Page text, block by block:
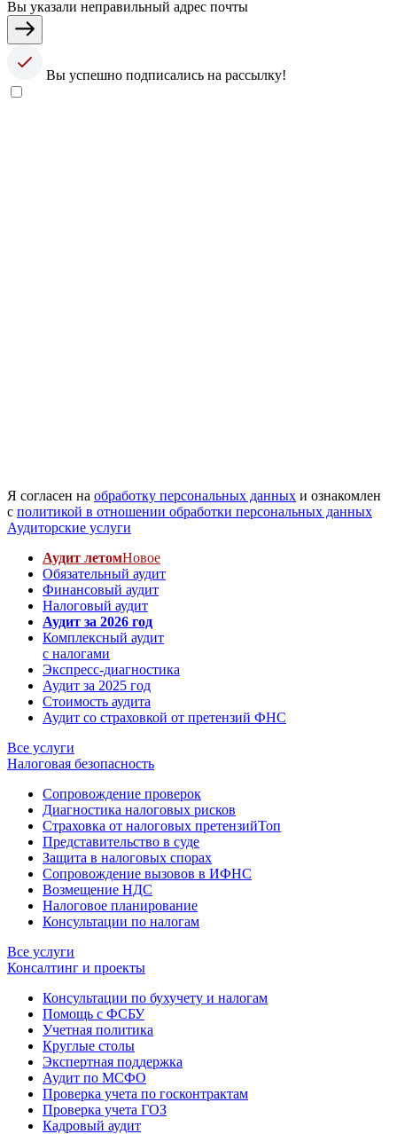
Вы указали неправильный адрес почты
Вы успешно подписались на рассылку!
Я согласен на обработку персональных данных и ознакомлен
с политикой в отношении обработки персональных данных
Аудиторские услуги
Аудит летомНовое
Обязательный аудит
Финансовый аудит
Налоговый аудит
Аудит за 2026 год
Комплексный аудит
с налогами
Экспресс-диагностика
Аудит за 2025 год
Стоимость аудита
Аудит со страховкой от претензий ФНС
Все услуги
Налоговая безопасность
Сопровождение проверок
Диагностика налоговых рисков
Страховка от налоговых претензийТоп
Представительство в суде
Защита в налоговых спорах
Сопровождение вызовов в ИФНС
Возмещение НДС
Налоговое планирование
Консультации по налогам
Все услуги
Консалтинг и проекты
Консультации по бухучету и налогам
Помощь с ФСБУ
Учетная политика
Круглые столы
Экспертная поддержка
Аудит по МСФО
Проверка учета по госконтрактам
Проверка учета ГОЗ
Кадровый аудит